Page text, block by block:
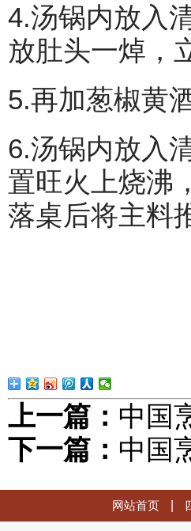
4.汤锅内放入
放肚头一焯，
5.再加葱椒黄
6.汤锅内放入
置旺火上烧沸
落桌后将主料
上一篇： 中国
下一篇： 中国
网站首页